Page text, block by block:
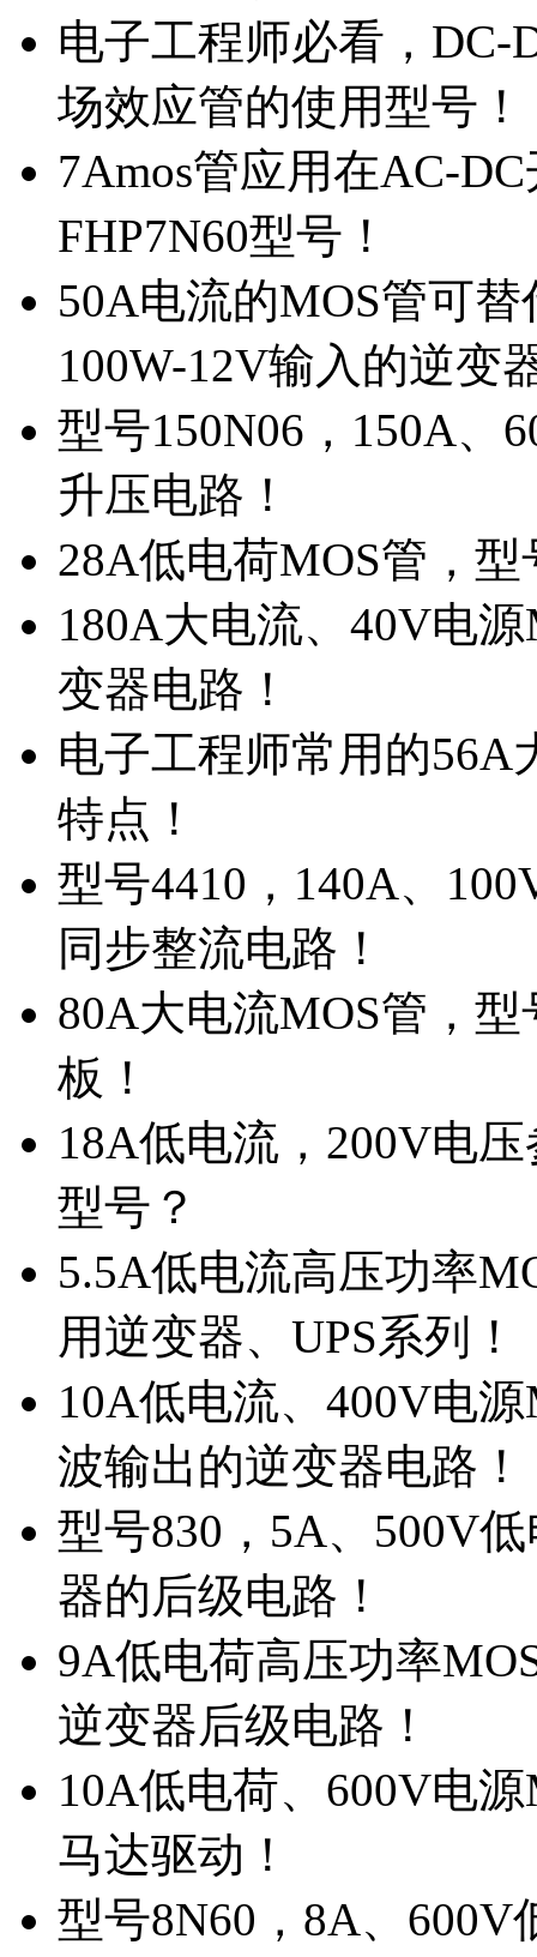
电子工程师必看，DC-
场效应管的使用型号！
7Amos管应用在AC-
FHP7N60型号！
50A电流的MOS管可
100W-12V输入的逆变
型号150N06，150A、
升压电路！
28A低电荷MOS管，
180A大电流、40V电
变器电路！
电子工程师常用的56A
特点！
型号4410，140A、
同步整流电路！
80A大电流MOS管，
板！
18A低电流，200V电
型号？
5.5A低电流高压功率
用逆变器、UPS系列！
10A低电流、400V电
波输出的逆变器电路！
型号830，5A、500V
器的后级电路！
9A低电荷高压功率
逆变器后级电路！
10A低电荷、600V电
马达驱动！
型号8N60，8A、